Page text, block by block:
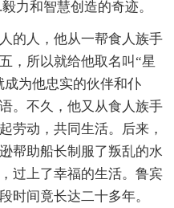
力和智慧创造的奇迹。
的人，他从一帮食人族手
，所以就给他取名叫“星
成为他忠实的伙伴和仆
。不久，他又从食人族手
劳动，共同生活。后来，
帮助船长制服了叛乱的水
过上了幸福的生活。鲁宾
时间竟长达二十多年。